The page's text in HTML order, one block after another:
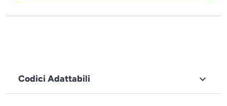
Codici Adattabili 